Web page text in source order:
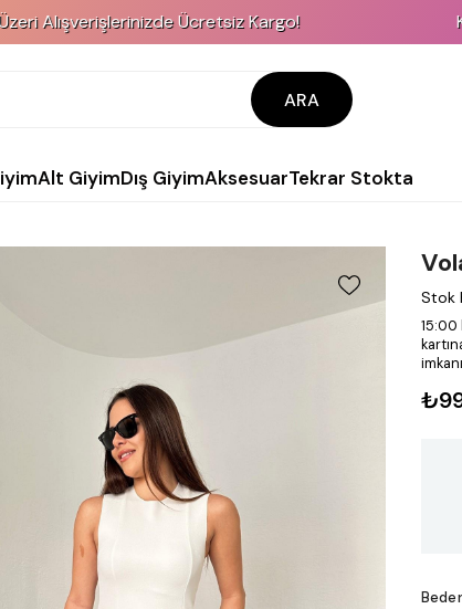
Ücretsiz Kargo! KREDİ
ARA
Alt GiyimDış GiyimAksesuarTekrar Stokta
Stok
15:00